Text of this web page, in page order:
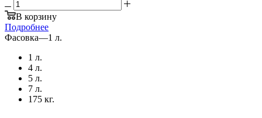
В корзину
Подробнее
Фасовка—1 л.
1 л.
4 л.
5 л.
7 л.
175 кг.